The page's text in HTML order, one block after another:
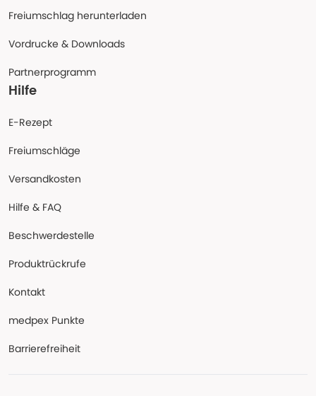
Freiumschlag herunterladen
Vordrucke & Downloads
Partnerprogramm
Hilfe
E-Rezept
Freiumschläge
Versandkosten
Hilfe & FAQ
Beschwerdestelle
Produktrückrufe
Kontakt
medpex Punkte
Barrierefreiheit